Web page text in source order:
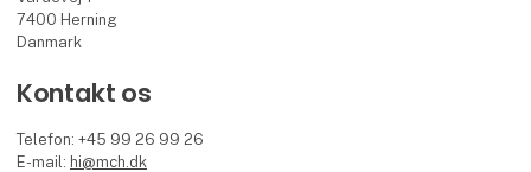
7400 Herning
Danmark
Kontakt os
Telefon: +45 99 26 99 26
E-mail: hi@mch.dk